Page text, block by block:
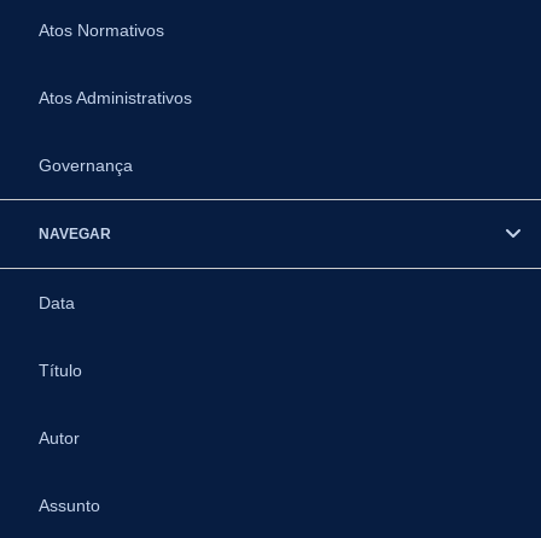
Atos Normativos
Atos Administrativos
Governança
NAVEGAR
Data
Título
Autor
Assunto